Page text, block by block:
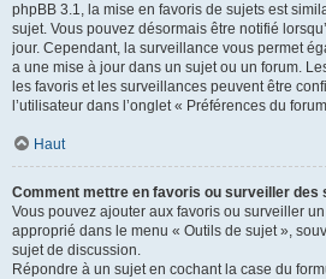
phpBB 3.1, la mise en favoris de sujets est
sujet. Vous pouvez désormais être notifié
jour. Cependant, la surveillance vous permet
a une mise à jour dans un sujet ou un forum.
les favoris et les surveillances peuvent être
l’utilisateur dans l’onglet « Préférences du
Haut
Comment mettre en favoris ou surveiller des
Vous pouvez ajouter aux favoris ou surveiller
approprié dans le menu « Outils de sujet »,
sujet de discussion.
Répondre à un sujet en cochant la case du